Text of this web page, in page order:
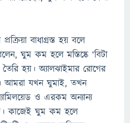
বাধাগ্রস্ত হয় বলে
ঘুম কম হলে মস্তিষ্কে ‘বিটা
তৈরি হয়। অ্যালঝাইমার রোগের
আমরা যখন ঘুমাই, তখন
ও এরকম অন্যান্য
কাজেই ঘুম কম হলে